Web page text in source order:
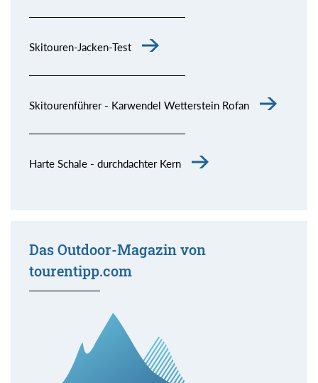
Skitouren-Jacken-Test
Skitourenführer - Karwendel Wetterstein Rofan
Harte Schale - durchdachter Kern
Das Outdoor-Magazin von
tourentipp.com